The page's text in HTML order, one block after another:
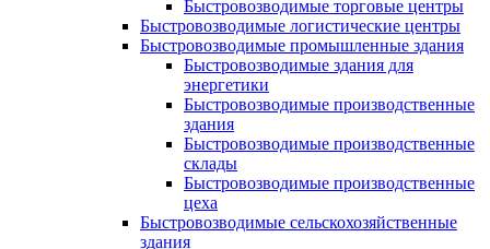
Быстровозводимые торговые центры
Быстровозводимые логистические центры
Быстровозводимые промышленные здания
Быстровозводимые здания для
энергетики
Быстровозводимые производственные
здания
Быстровозводимые производственные
склады
Быстровозводимые производственные
цеха
Быстровозводимые сельскохозяйственные
здания